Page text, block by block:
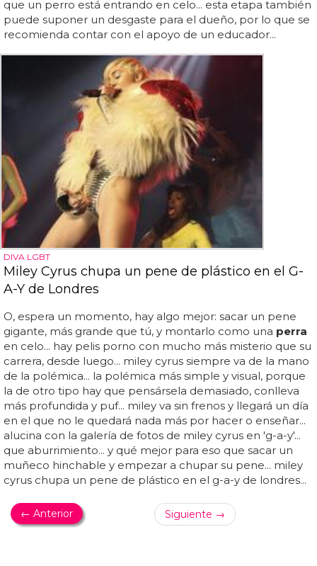
que un perro está entrando en celo... esta etapa también
puede suponer un desgaste para el dueño, por lo que se
recomienda contar con el apoyo de un educador...
DIVA LGBT
Miley Cyrus chupa un pene de plástico en el G-
A-Y de Londres
O, espera un momento, hay algo mejor: sacar un pene
gigante, más grande que tú, y montarlo como una perra
en celo... hay pelis porno con mucho más misterio que su
carrera, desde luego... miley cyrus siempre va de la mano
de la polémica... la polémica más simple y visual, porque
la de otro tipo hay que pensársela demasiado, conlleva
más profundida y puf... miley va sin frenos y llegará un día
en el que no le quedará nada más por hacer o enseñar...
alucina con la galería de fotos de miley cyrus en 'g-a-y'...
que aburrimiento... y qué mejor para eso que sacar un
muñeco hinchable y empezar a chupar su pene... miley
cyrus chupa un pene de plástico en el g-a-y de londres...
← Anterior Siguiente →